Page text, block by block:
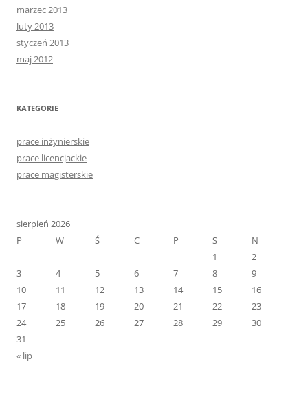
marzec 2013
luty 2013
styczeń 2013
maj 2012
KATEGORIE
prace inżynierskie
prace licencjackie
prace magisterskie
sierpień 2026
P
W Ś C P S
N
1
2
3
4 5 6 7 8
9
10
11 12 13 14 15
16
17
18 19 20 21 22
23
24
25 26 27 28 29
30
31
« lip